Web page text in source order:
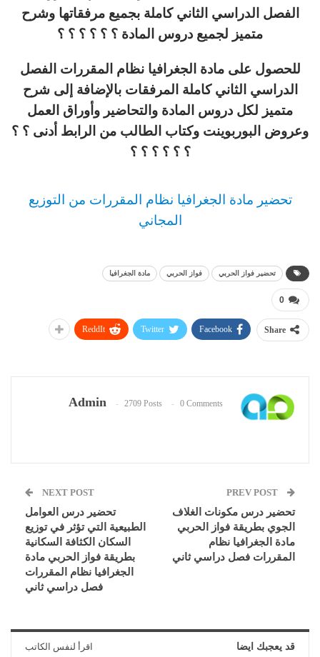
الفصل الدراسي الثاني كاملة بجميع مرفقاتها وشرح
متميز لجميع دروس المادة ؟ ؟ ؟ ؟ ؟ ؟
للحصول على مادة الجغرافيا نظام المقررات الفصل
الدراسي الثاني كاملة المرفقات بالإضافة إلى شرح
متميز لكل دروس المادة والتحاضير وأوراق العمل
وعروض البوربوينت وكتاب الطالب من الرابط أدنى ؟ ؟
؟ ؟ ؟ ؟ ؟ ؟
تحضير مادة الجغرافيا نظام المقررات من التوزيع
المجاني
تحضير فواز الحربي فواز الحربي مادة الجغرافيا
0
Share
Facebook
Twitter
ReddIt
Admin 2709 Posts 0 Comments
تحضير درس مكونات الغلاف
الجوي بطريقة فواز الحربي
مادة الجغرافيا نظام
المقررات فصل دراسي ثاني
NEXT POST
تحضير درس العوامل
الطبيعية التي تؤثر في توزيع
السكان الكثافة السكانية
بطريقة فواز الحربي مادة
الجغرافيا نظام المقررات
فصل دراسي ثاني
قد يعجبك ايضا اقرأ لنفس الكاتب